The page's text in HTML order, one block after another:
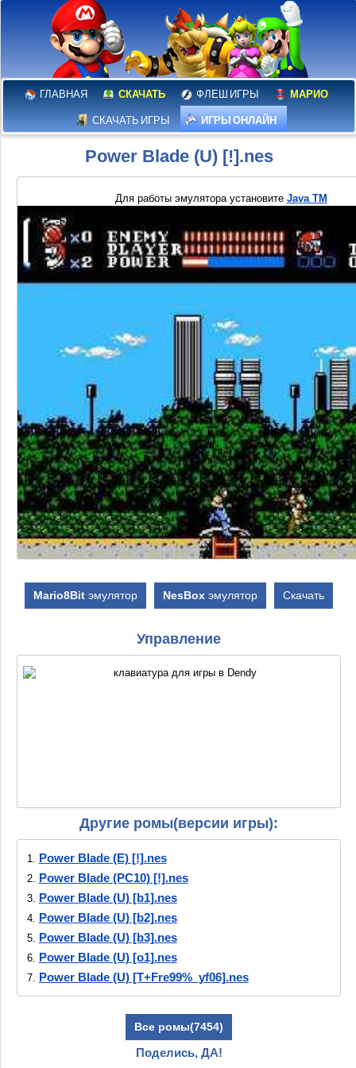
ГЛАВНАЯ СКАЧАТЬ ФЛЕШ ИГРЫ МАРИО
СКАЧАТЬ ИГРЫ ИГРЫ ОНЛАЙН
Power Blade (U) [!].nes
Для работы эмулятора установите Java TM
Mario8Bit эмулятор NesBox эмулятор Скачать
Управление
Другие ромы(версии игры):
1. Power Blade (E) [!].nes
2. Power Blade (PC10) [!].nes
3. Power Blade (U) [b1].nes
4. Power Blade (U) [b2].nes
5. Power Blade (U) [b3].nes
6. Power Blade (U) [o1].nes
7. Power Blade (U) [T+Fre99%_yf06].nes
Все ромы(7454)
Поделись, ДА!